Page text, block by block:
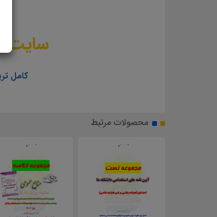
سایت
کامل
محصولات مرتبط